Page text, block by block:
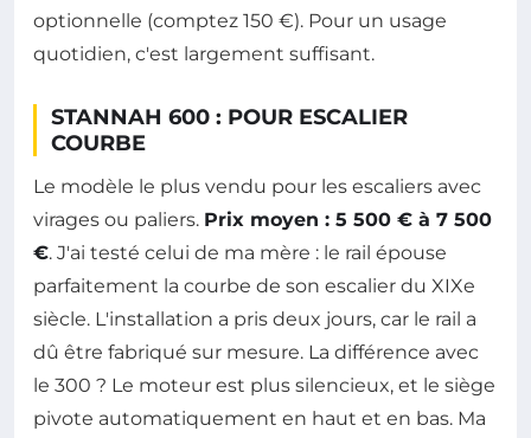
optionnelle (comptez 150 €). Pour un usage
quotidien, c'est largement suffisant.
STANNAH 600 : POUR ESCALIER
COURBE
Le modèle le plus vendu pour les escaliers avec
virages ou paliers. Prix moyen : 5 500 € à 7 500
€. J'ai testé celui de ma mère : le rail épouse
parfaitement la courbe de son escalier du XIXe
siècle. L'installation a pris deux jours, car le rail a
dû être fabriqué sur mesure. La différence avec
le 300 ? Le moteur est plus silencieux, et le siège
pivote automatiquement en haut et en bas. Ma